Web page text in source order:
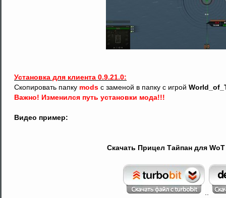
Установка для клиента 0.9.21.0:
Скопировать папку mods с заменой в папку с игрой
Важно! Изменился путь установки мода!!!
Видео пример:
Скачать Прицел Тайпан для